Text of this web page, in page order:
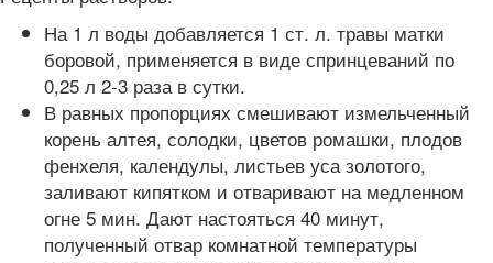
На 1 л воды добавляется 1 ст. л. травы матки
боровой, применяется в виде спринцеваний по
0,25 л 2-3 раза в сутки.
В равных пропорциях смешивают измельченный
корень алтея, солодки, цветов ромашки, плодов
фенхеля, календулы, листьев уса золотого,
заливают кипятком и отваривают на медленном
огне 5 мин. Дают настояться 40 минут,
полученный отвар комнатной температуры